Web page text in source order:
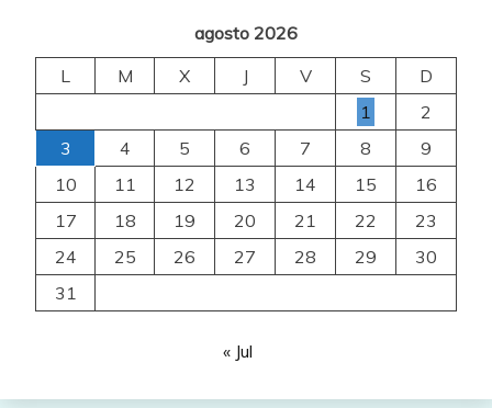
agosto 2026
L
M X J V S
D
1
2
3
4 5 6 7 8
9
10
11 12 13 14 15
16
17
18 19 20 21 22
23
24
25 26 27 28 29
30
31
« Jul